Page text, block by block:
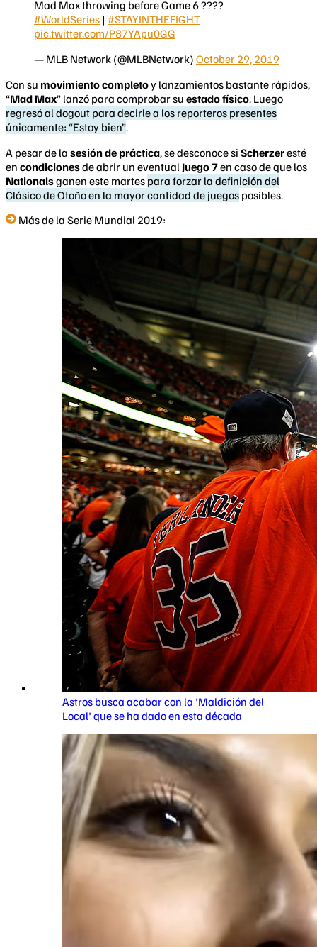
Mad Max throwing before Game 6 ????
#WorldSeries | #STAYINTHEFIGHT
pic.twitter.com/P87YApu0GG
— MLB Network (@MLBNetwork) October 29, 2019
Con su movimiento completoy lanzamientos bastante rápidos,
“Mad Max” lanzó para comprobar su estado físico. Luego
regresó al dogout para decirle a los reporteros presentes
únicamente: “Estoy bien”.
A pesar de la sesión de práctica, se desconoce si Scherzeresté
en condicionesde abrir un eventual Juego 7en caso de que los
Nationalsganen este martes para forzar la definición del
Clásico de Otoño en la mayor cantidad de juegos posibles.
Más de la Serie Mundial 2019:
Astros busca acabar con la 'Maldición del
Local' que se ha dado en esta década